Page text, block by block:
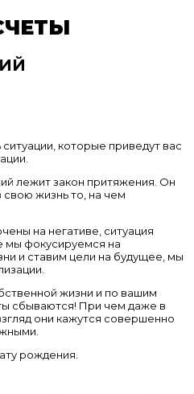
которые приведут вас
лежит закон притяжения. Он
свою жизнь то, на чем
на негативе, ситуация
мы фокусируемся на
и ставим цели на будущее, мы
жизни и по вашим
сбываются! При чем даже в
они кажутся совершенно
рождения.